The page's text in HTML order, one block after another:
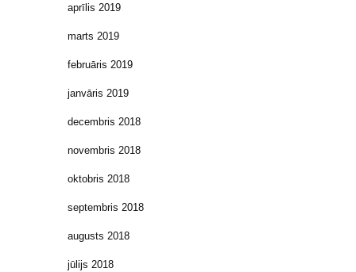
aprīlis 2019
marts 2019
februāris 2019
janvāris 2019
decembris 2018
novembris 2018
oktobris 2018
septembris 2018
augusts 2018
jūlijs 2018